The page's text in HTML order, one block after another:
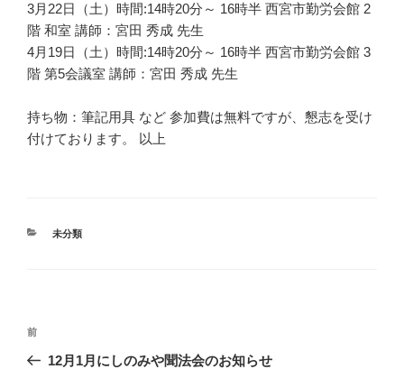
3月22日（土）時間:14時20分～ 16時半 西宮市勤労会館 2
階 和室 講師：宮田 秀成 先生
4月19日（土）時間:14時20分～ 16時半 西宮市勤労会館 3
階 第5会議室 講師：宮田 秀成 先生
持ち物：筆記用具 など 参加費は無料ですが、懇志を受け
付けております。 以上
カ
未分類
投
前
の
前
12月1月にしのみや聞法会のお知らせ